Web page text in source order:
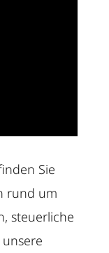
Sie
rund um
steuerliche